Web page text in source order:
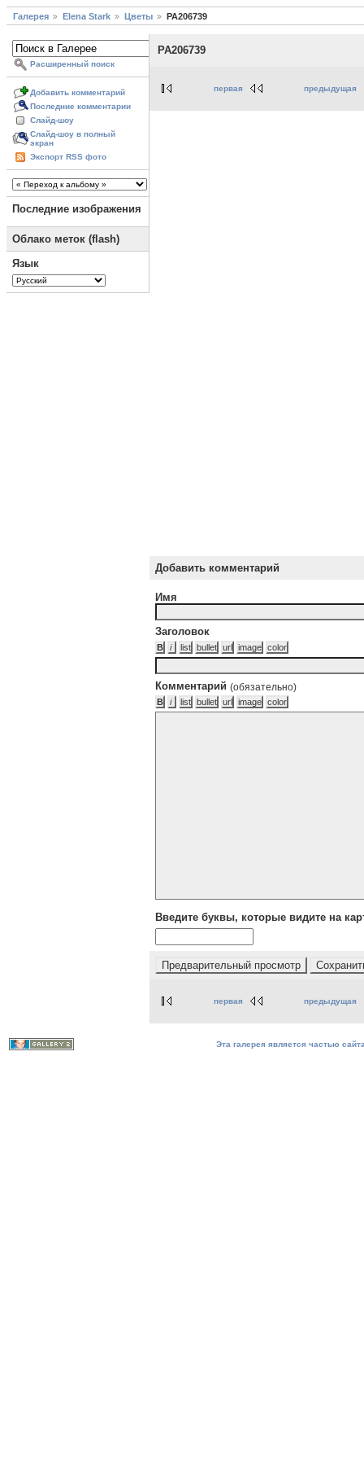
Галерея Elena Stark Цветы PA206739
Расширенный поиск
Добавить комментарий
Последние комментарии
Слайд-шоу
Слайд-шоу в полный
экран
Экспорт RSS фото
Последние изображения
Облако меток (flash)
Язык
PA206739
первая предыдущая
Добавить комментарий
Имя
Заголовок
Комментарий (обязательно)
Введите буквы, которые видите на
первая предыдущая
Эта галерея является частью